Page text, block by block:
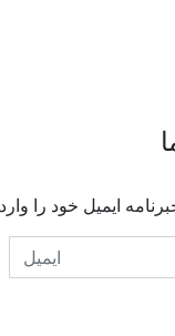
ایمیل خود را